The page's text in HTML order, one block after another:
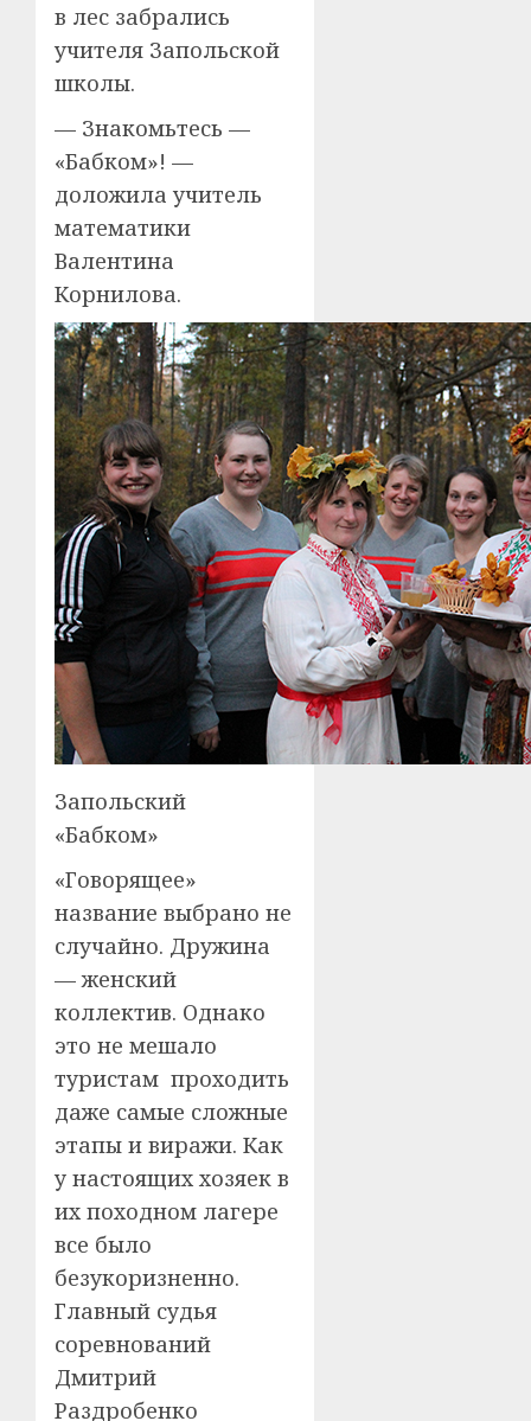
в лес забрались
учителя Запольской
школы.
— Знакомьтесь —
«Бабком»! —
доложила учитель
математики
Валентина
Корнилова.
Запольский
«Бабком»
«Говорящее»
название выбрано не
случайно. Дружина
— женский
коллектив. Однако
это не мешало
туристам проходить
даже самые сложные
этапы и виражи. Как
у настоящих хозяек в
их походном лагере
все было
безукоризненно.
Главный судья
соревнований
Дмитрий
Раздробенко